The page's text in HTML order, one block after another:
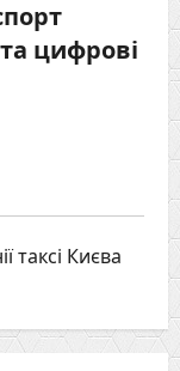
цифрові
таксі Києва